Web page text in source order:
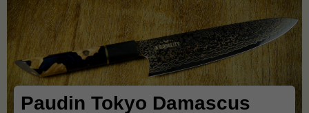
Paudin Tokyo Damascus